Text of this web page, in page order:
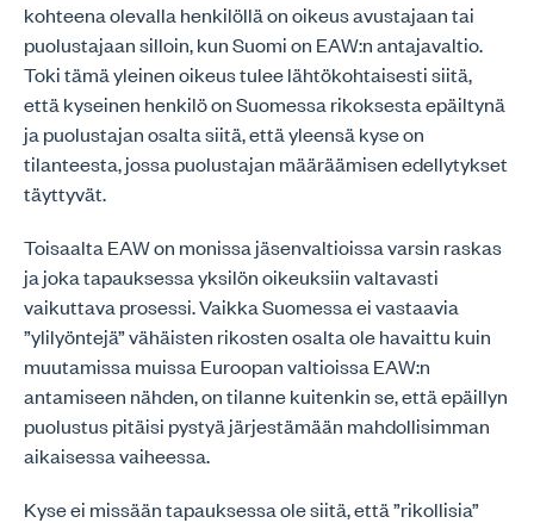
kohteena olevalla henkilöllä on oikeus avustajaan tai
puolustajaan silloin, kun Suomi on EAW:n antajavaltio.
Toki tämä yleinen oikeus tulee lähtökohtaisesti siitä,
että kyseinen henkilö on Suomessa rikoksesta epäiltynä
ja puolustajan osalta siitä, että yleensä kyse on
tilanteesta, jossa puolustajan määräämisen edellytykset
täyttyvät.
Toisaalta EAW on monissa jäsenvaltioissa varsin raskas
ja joka tapauksessa yksilön oikeuksiin valtavasti
vaikuttava prosessi. Vaikka Suomessa ei vastaavia
”ylilyöntejä” vähäisten rikosten osalta ole havaittu kuin
muutamissa muissa Euroopan valtioissa EAW:n
antamiseen nähden, on tilanne kuitenkin se, että epäillyn
puolustus pitäisi pystyä järjestämään mahdollisimman
aikaisessa vaiheessa.
Kyse ei missään tapauksessa ole siitä, että ”rikollisia”